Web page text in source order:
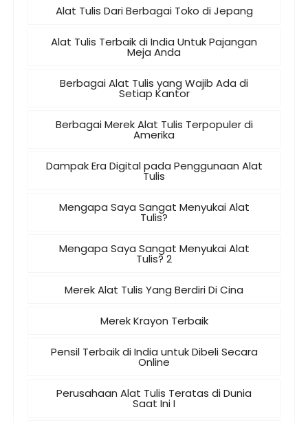
Alat Tulis Dari Berbagai Toko di Jepang
Alat Tulis Terbaik di India Untuk Pajangan
Meja Anda
Berbagai Alat Tulis yang Wajib Ada di
Setiap Kantor
Berbagai Merek Alat Tulis Terpopuler di
Amerika
Dampak Era Digital pada Penggunaan Alat
Tulis
Mengapa Saya Sangat Menyukai Alat
Tulis?
Mengapa Saya Sangat Menyukai Alat
Tulis? 2
Merek Alat Tulis Yang Berdiri Di Cina
Merek Krayon Terbaik
Pensil Terbaik di India untuk Dibeli Secara
Online
Perusahaan Alat Tulis Teratas di Dunia
Saat Ini I